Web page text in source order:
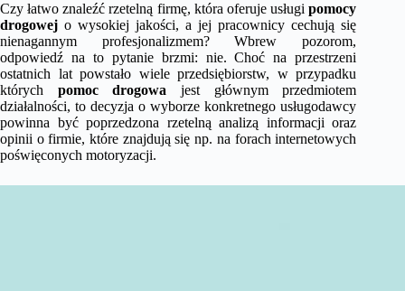
Czy łatwo znaleźć rzetelną firmę, która oferuje usługipomocy
drogowej o wysokiej jakości, a jej pracownicy cechują się
nienagannym profesjonalizmem? Wbrew pozorom,
odpowiedź na to pytanie brzmi: nie. Choć na przestrzeni
ostatnich lat powstało wiele przedsiębiorstw, w przypadku
których pomoc drogowa jest głównym przedmiotem
działalności, to decyzja o wyborze konkretnego usługodawcy
powinna być poprzedzona rzetelną analizą informacji oraz
opinii o firmie, które znajdują się np. na forach internetowych
poświęconych motoryzacji.